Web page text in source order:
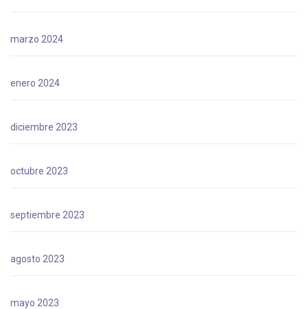
marzo 2024
enero 2024
diciembre 2023
octubre 2023
septiembre 2023
agosto 2023
mayo 2023